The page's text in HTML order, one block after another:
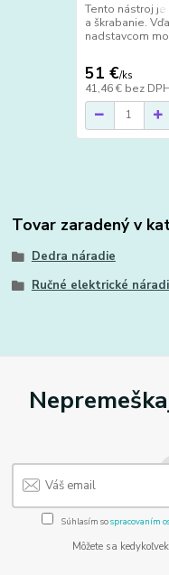
Tento nástroj
a škrabanie.
nadstavcom
51 €/ks
41,46 € bez DPH
Tovar zaradený v
Dedra náradie
Ručné elektrické
Súhlasím sospracovaním
Môžete sa